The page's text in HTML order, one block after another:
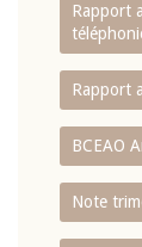
Rapport
Rapport
BCEAO
Note